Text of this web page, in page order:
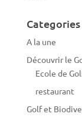
A la une
Découvrir le
Ecole de
restaurant
Golf et